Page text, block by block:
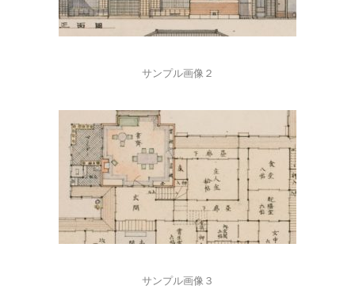
サンプル画像２
サンプル画像３